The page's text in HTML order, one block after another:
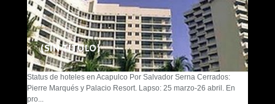
(SIN TÍTULO)
Status de hoteles en Acapulco Por Salvador Serna Cerrados:
Pierre Marqués y Palacio Resort. Lapso: 25 marzo-26 abril. En
pro...